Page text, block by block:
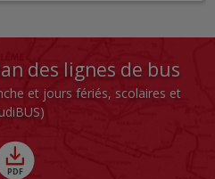
des lignes de bus
et jours fériés, scolaires et